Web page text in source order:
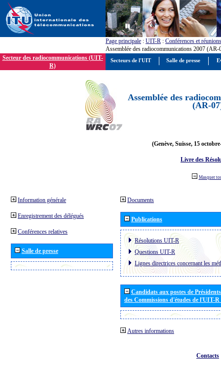
Page principale : UIT-R : Conférences et réunions
Assemblée des radiocommunications 2007 (AR-
Secteur des radiocommunications (UIT-
R)
Assemblée des
(AR-
(Genève, Suisse, 15
Livre des
Masquer
Information générale
Enregistrement des délégués
Conférences relatives
Salle de presse
Documents
Publications
Résolutions UIT-R
Questions UIT-R
Lignes directrices concernant les
Candidats aux postes de
des Commissions d'études de l'UIT-
Autres informations
Contacts
Secteurs de l'UIT Salle de presse